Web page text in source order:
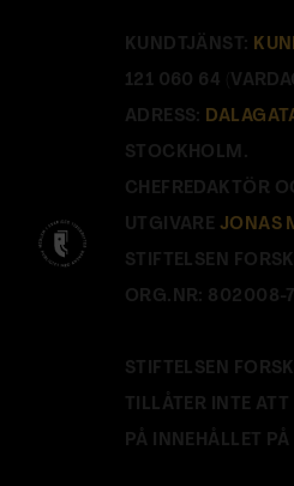
KUNDTJÄNST:
121 060 64
ADRESS:
STOCKHOLM.
CHEFREDAKTÖR
UTGIVARE JONAS
STIFTELSEN
ORG.NR: 802008-
STIFTELSEN
TILLÅTER INTE
PÅ INNEHÅLLET PÅ